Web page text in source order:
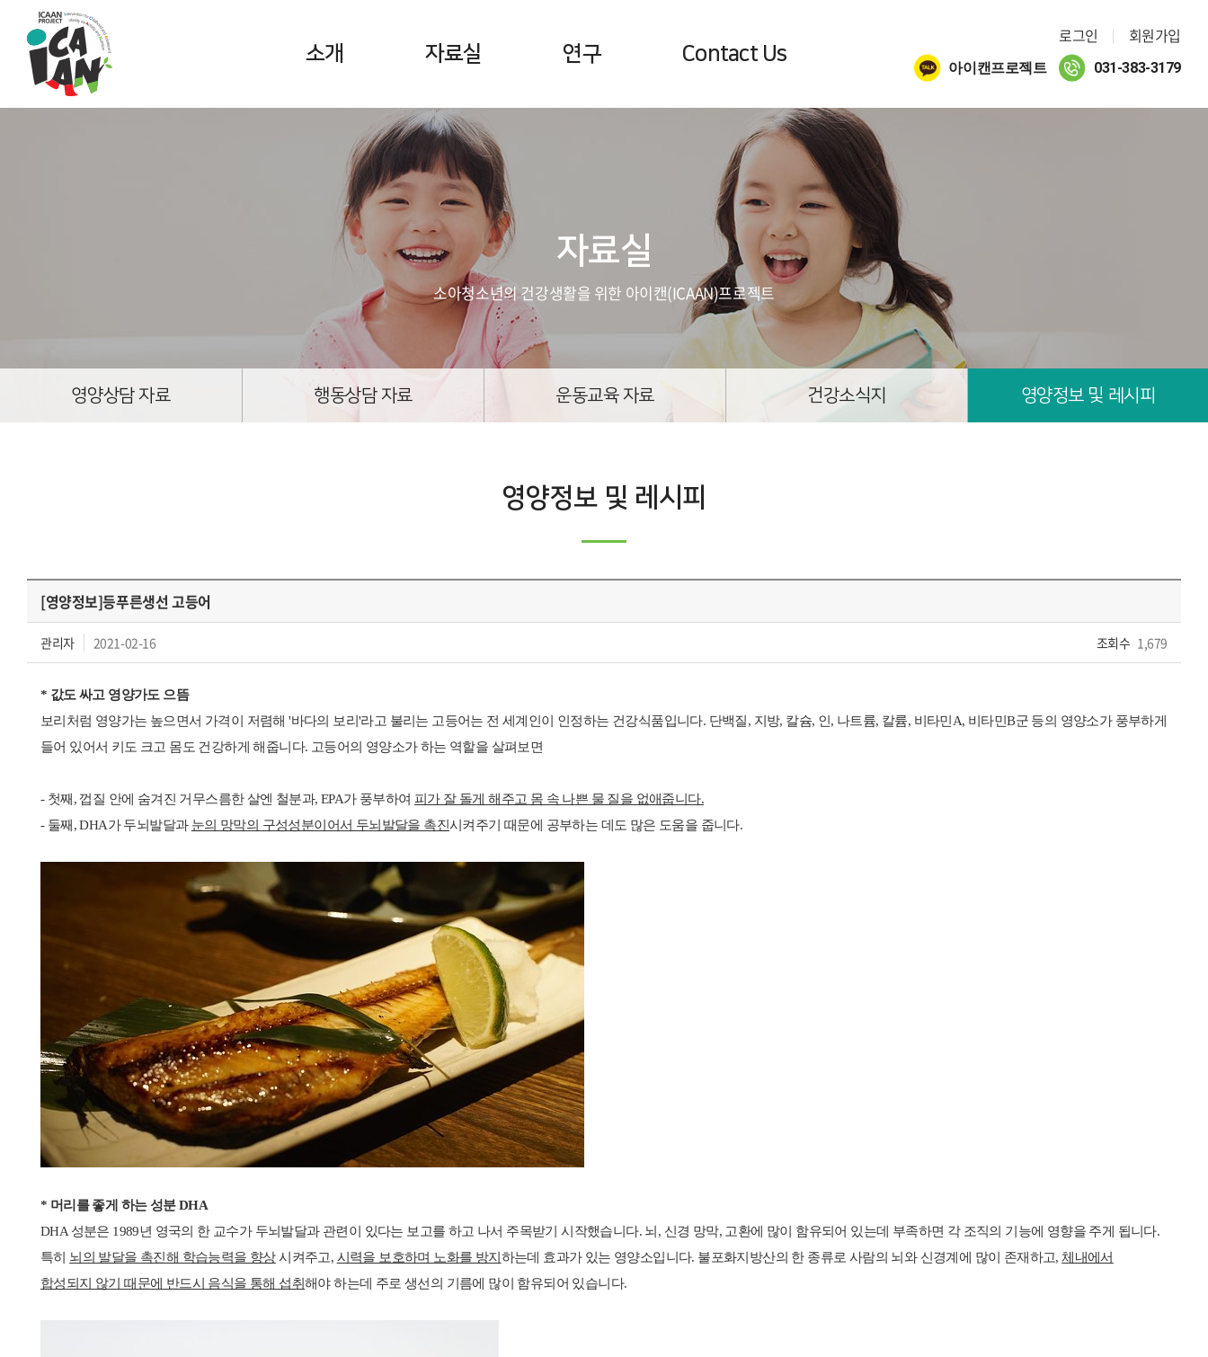
소개
PROJECT란?
아동청소년
고도비만 중재
프로그램
자료실
영양상담 자료
행동상담 자료
운동교육 자료
건강소식지
영양정보 및 레시피
연구 Contact Us
공지사항 및 뉴스
문의하기
찾아오는 길
로그인 회원가입
아이캔프로젝트 031-383-3179
자료실
소아청소년의 건강생활을 위한 아이캔(ICAAN)프로젝트
영양상담 자료 행동상담 자료 운동교육 자료 건강소식지 영양정보 및 레시피
영양정보 및 레시피
[영양정보]등푸른생선 고등어
관리자 2021-02-16 조회수 1,679
* 값도 싸고 영양가도 으뜸
보리처럼 영양가는 높으면서 가격이 저렴해 '바다의 보리'라고 불리는 고등어는 전 세계인이 인정하는 건강식품입니다. 단백질, 지방, 칼슘, 인, 나트륨, 칼륨, 비타민A, 비타민B군 등의 영양소가 풍부하게
들어 있어서 키도 크고 몸도 건강하게 해줍니다. 고등어의 영양소가 하는 역할을 살펴보면
- 첫째, 껍질 안에 숨겨진 거무스름한 살엔 철분과, EPA가 풍부하여 피가 잘 돌게 해주고 몸 속 나쁜 물 질을 없애줍니다.
- 둘째, DHA가 두뇌발달과 눈의 망막의 구성성분이어서 두뇌발달을 촉진시켜주기 때문에 공부하는 데도 많은 도움을 줍니다.
* 머리를 좋게 하는 성분 DHA
DHA 성분은 1989년 영국의 한 교수가 두뇌발달과 관련이 있다는 보고를 하고 나서 주목받기 시작했습니다. 뇌, 신경 망막, 고환에 많이 함유되어 있는데 부족하면 각 조직의 기능에 영향을 주게 됩니다.
특히 뇌의 발달을 촉진해 학습능력을 향상시켜주고, 시력을 보호하며 노화를 방지 하는데 효과가 있는 영양소입니다. 불포화지방산의 한 종류로 사람의 뇌와 신경계에 많이 존재하고, 체내에서
합성되지 않기 때문에 반드시 음식을 통해 섭취해야 하는데 주로 생선의 기름에 많이 함유되어 있습니다.